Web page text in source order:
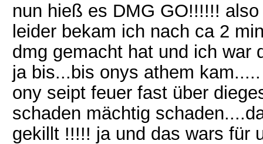
nun hieß es DMG GO!!!!!!
leider bekam ich nach ca 2
dmg gemacht hat und ich war
ja bis...bis onys athem
ony seipt feuer fast über
schaden mächtig
gekillt !!!!! ja und das wars für